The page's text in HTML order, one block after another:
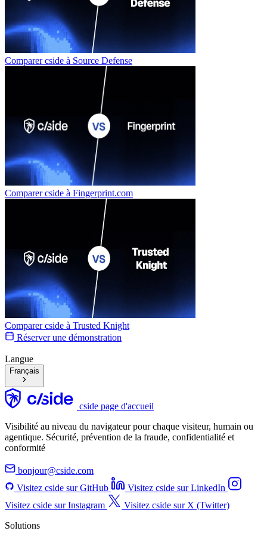
Comparer cside à Source Defense
Comparer cside à Fingerprint.com
Comparer cside à Trusted Knight
Réserver une démonstration
Langue
Français
cside page d'accueil
Visibilité au niveau du navigateur pour chaque visiteur, humain ou
agentique. Sécurité, prévention de la fraude, confidentialité et
conformité
bonjour@cside.com
Visitez cside sur GitHub
Visitez cside sur LinkedIn
Visitez cside sur Instagram
Visitez cside sur X (Twitter)
Solutions